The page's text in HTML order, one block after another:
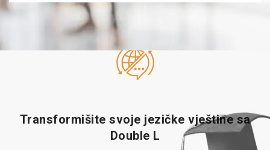
Transformišite svoje jezičke vještine sa
Double L